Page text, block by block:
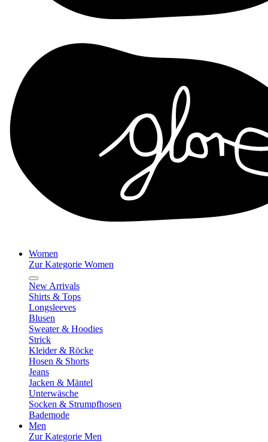
Women
Zur Kategorie Women
New Arrivals
Shirts & Tops
Longsleeves
Blusen
Sweater & Hoodies
Strick
Kleider & Röcke
Hosen & Shorts
Jeans
Jacken & Mäntel
Unterwäsche
Socken & Strumpfhosen
Bademode
Men
Zur Kategorie Men